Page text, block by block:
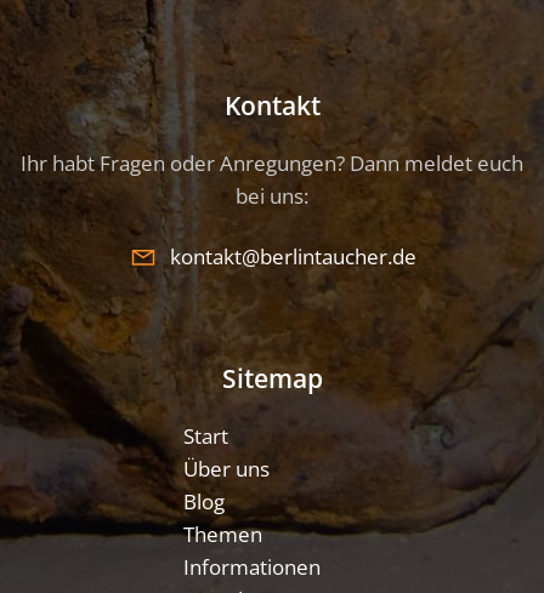
Kontakt
Ihr habt Fragen oder Anregungen? Dann meldet euch
bei uns:
kontakt@berlintaucher.de
Sitemap
Start
Über uns
Blog
Themen
Informationen